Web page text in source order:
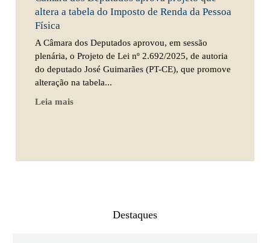
altera a tabela do Imposto de Renda da Pessoa
Física
A Câmara dos Deputados aprovou, em sessão
plenária, o Projeto de Lei nº 2.692/2025, de autoria
do deputado José Guimarães (PT-CE), que promove
alteração na tabela...
Leia mais
Destaques